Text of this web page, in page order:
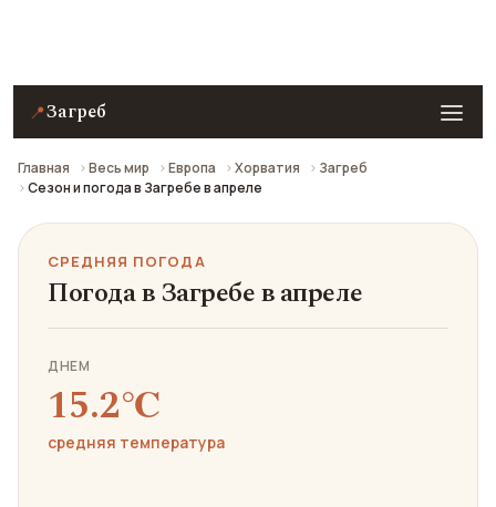
📍Загреб
Главная Весь мир Европа Хорватия
Загреб
Сезон и погода в Загребе в апреле
СРЕДНЯЯ ПОГОДА
Погода в Загребе в апреле
ДНЕМ
15.2℃
средняя температура